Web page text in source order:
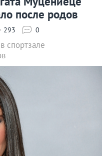
после родов
293 0
спортзале